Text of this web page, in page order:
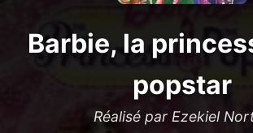
Barbie, la
popstar
Réalisé par Ezekiel